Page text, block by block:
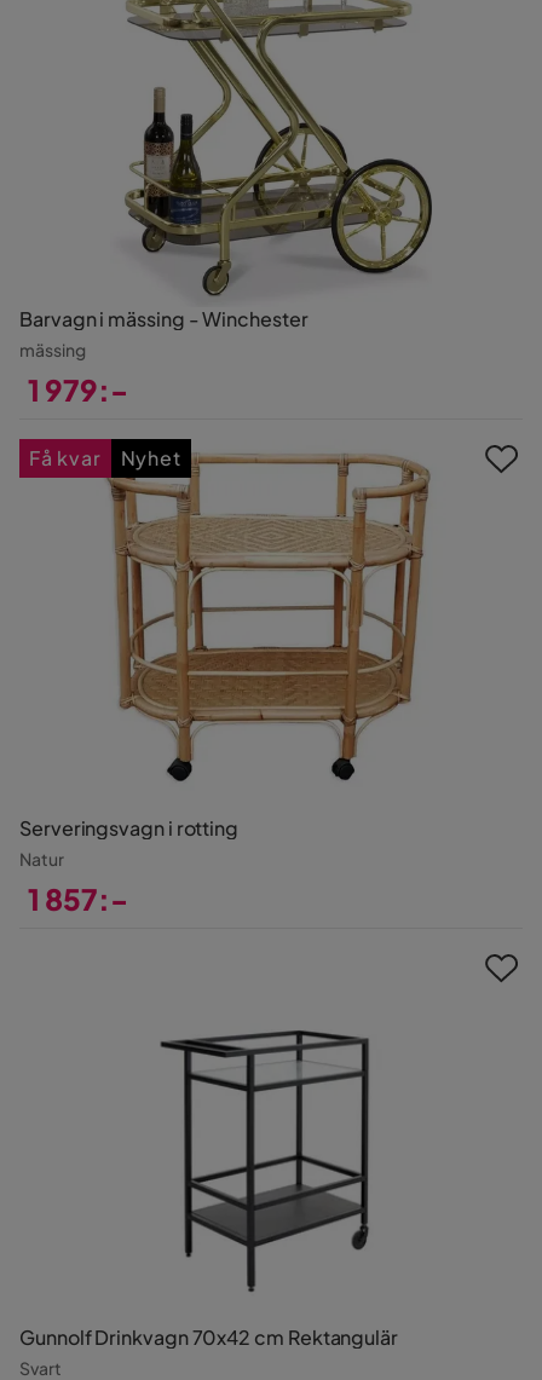
Barvagn i mässing - Winchester
mässing
1 979:-
Serveringsvagn i rotting
Natur
1 857:-
Få kvar Nyhet
Gunnolf Drinkvagn 70x42 cm Rektangulär
Svart